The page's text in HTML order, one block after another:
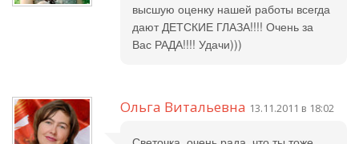
высшую оценку нашей работы всегда
дают ДЕТСКИЕ ГЛАЗА!!!! Очень за
Вас РАДА!!!! Удачи)))
Ольга Витальевна 13.11.2011 в 18:02